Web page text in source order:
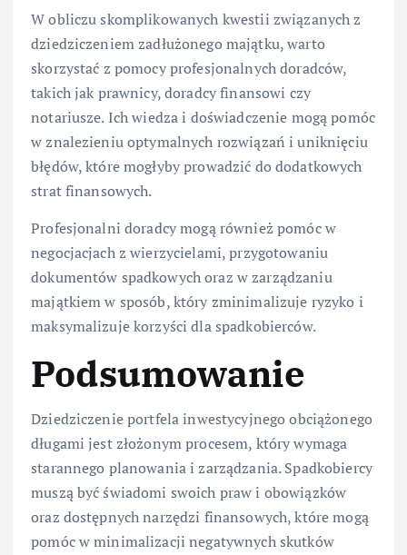
W obliczu skomplikowanych kwestii związanych z
dziedziczeniem zadłużonego majątku, warto
skorzystać z pomocy profesjonalnych doradców,
takich jak prawnicy, doradcy finansowi czy
notariusze. Ich wiedza i doświadczenie mogą pomóc
w znalezieniu optymalnych rozwiązań i uniknięciu
błędów, które mogłyby prowadzić do dodatkowych
strat finansowych.
Profesjonalni doradcy mogą również pomóc w
negocjacjach z wierzycielami, przygotowaniu
dokumentów spadkowych oraz w zarządzaniu
majątkiem w sposób, który zminimalizuje ryzyko i
maksymalizuje korzyści dla spadkobierców.
Podsumowanie
Dziedziczenie portfela inwestycyjnego obciążonego
długami jest złożonym procesem, który wymaga
starannego planowania i zarządzania. Spadkobiercy
muszą być świadomi swoich praw i obowiązków
oraz dostępnych narzędzi finansowych, które mogą
pomóc w minimalizacji negatywnych skutków